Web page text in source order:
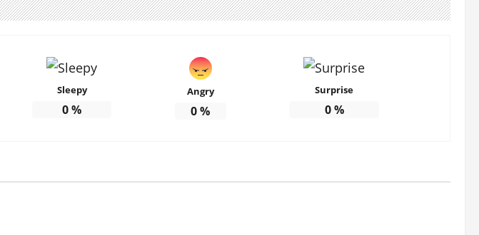
Sleepy
0%
Angry
0%
Surprise
0%